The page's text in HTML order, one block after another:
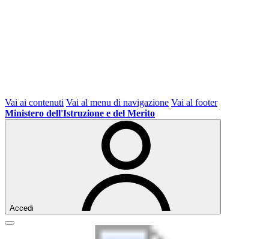
Vai ai contenuti Vai al menu di navigazione Vai al footer
Ministero dell'Istruzione e del Merito
Accedi